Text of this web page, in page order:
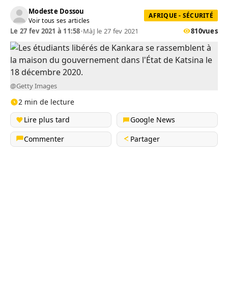
Modeste Dossou
Voir tous ses articles
AFRIQUE - SÉCURITÉ
Le 27 fev 2021 à 11:58•MàJ le 27 fev 2021 810vues
@Getty Images
2 min de lecture
Lire plus tard
Google News
Commenter
Partager